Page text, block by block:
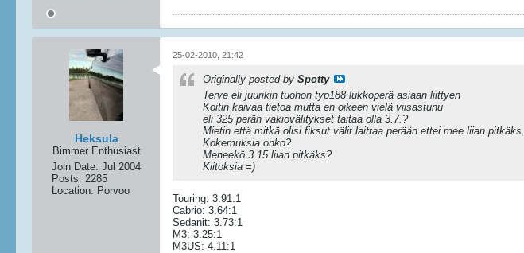
Heksula
Bimmer Enthusiast
Join Date: Jul 2004
Posts: 2285
Location: Porvoo
25-02-2010, 21:42
Originally posted by Spotty
Terve eli juurikin tuohon typ188 lukkoperä asiaan liittyen
Koitin kaivaa tietoa mutta en oikeen vielä viisastunu
eli 325 perän vakiovälitykset taitaa olla 3.7.?
Mietin että mitkä olisi fiksut välit laittaa perään ettei mee liian pitkäks.
Kokemuksia onko?
Meneekö 3.15 liian pitkäks?
Kiitoksia =)
Touring: 3.91:1
Cabrio: 3.64:1
Sedanit: 3.73:1
M3: 3.25:1
M3US: 4.11:1